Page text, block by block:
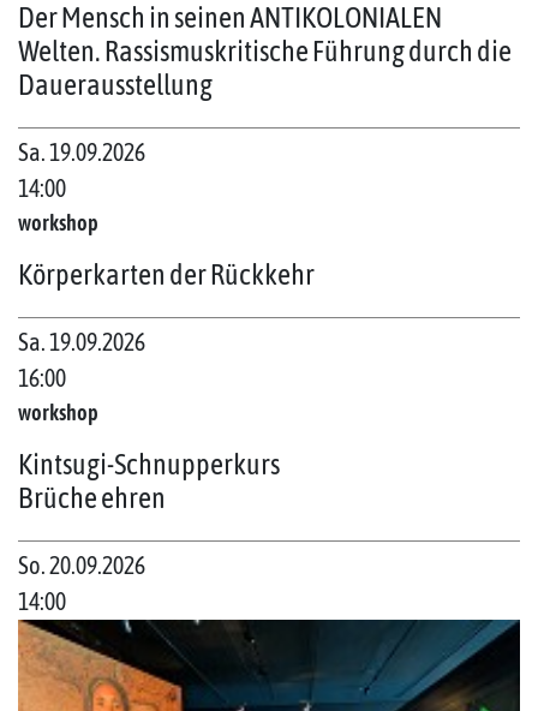
Der Mensch in seinen ANTIKOLONIALEN
Welten. Rassismuskritische Führung durch die
Dauerausstellung
Sa. 19.09.2026
14:00
workshop
Körperkarten der Rückkehr
Sa. 19.09.2026
16:00
workshop
Kintsugi-Schnupperkurs
Brüche ehren
So. 20.09.2026
14:00